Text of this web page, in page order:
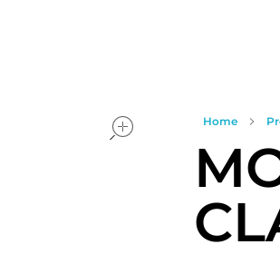
Home